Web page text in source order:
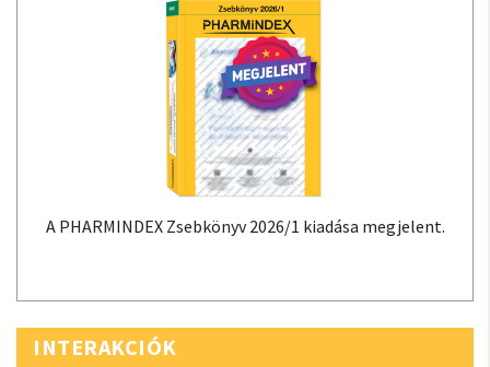
A PHARMINDEX Zsebkönyv 2026/1 kiadása megjelent.
INTERAKCIÓK